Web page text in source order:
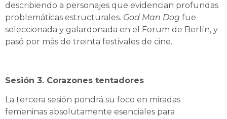
describiendo a personajes que evidencian profundas
problemáticas estructurales. God Man Dog fue
seleccionada y galardonada en el Forum de Berlín, y
pasó por más de treinta festivales de cine.
Sesión 3. Corazones tentadores
La tercera sesión pondrá su foco en miradas
femeninas absolutamente esenciales para